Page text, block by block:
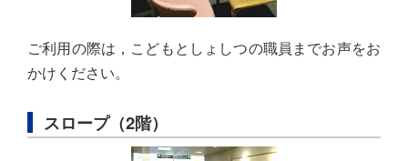
ご利用の際は，こどもとしょしつの職員までお声をお
かけください。
スロープ（2階）